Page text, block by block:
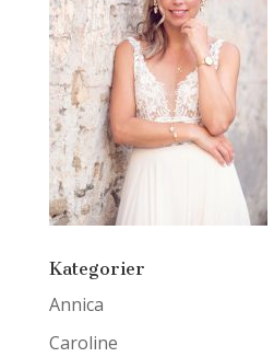
Kategorier
Annica
Caroline